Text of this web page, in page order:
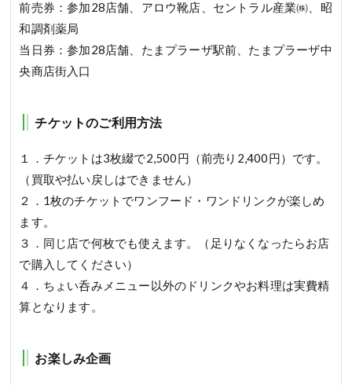
前売券：参加28店舗、アロウ靴店、セントラル産業㈱、昭
和調剤薬局
当日券：参加28店舗、たまプラーザ駅前、たまプラーザ中
央商店街入口
チケットのご利用方法
１．チケットは3枚綴で2,500円（前売り2,400円）です。
（買取や払い戻しはできません）
２．1枚のチケットでワンフード・ワンドリンクが楽しめ
ます。
３．同じ店で何枚でも使えます。（足りなくなったらお店
で購入してください）
４．ちょい呑みメニュー以外のドリンクやお料理は実費精
算となります。
お楽しみ企画